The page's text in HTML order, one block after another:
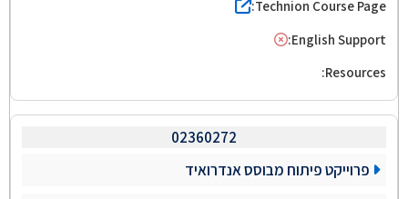
02360272
פרוייקט פיתוח מבוסס אנדרואיד